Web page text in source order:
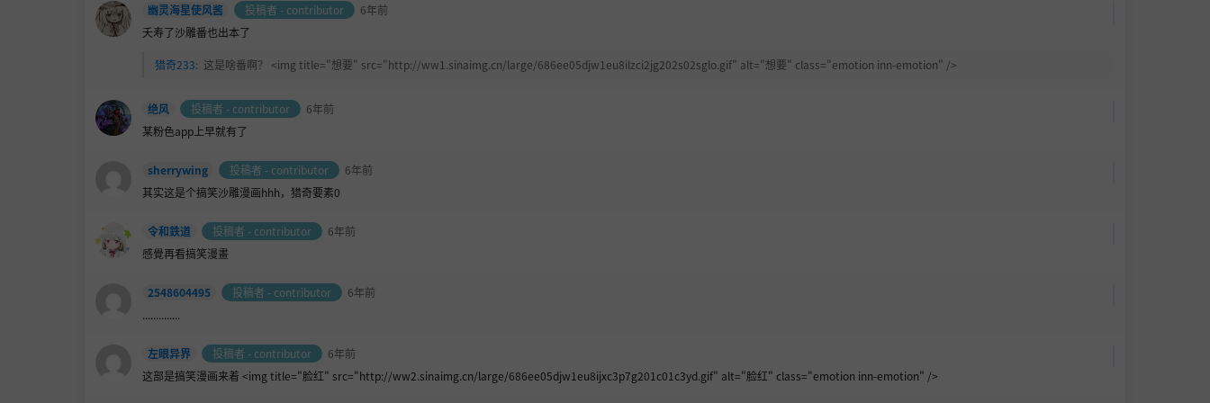
幽灵海星使风酱 投稿者 - contributor
6年前
夭寿了沙雕番也出本了
猎奇233: 这是啥番啊？ <img title="想要" src="http://ww1.sinaimg.cn/large/686ee05djw1eu8ilzci2jg202s02sglo.gif" alt="想要" class="emotion inn-emotion" />
绝风 投稿者 - contributor
6年前
某粉色app上早就有了
sherrywing 投稿者 - contributor
6年前
其实这是个搞笑沙雕漫画hhh，猎奇要素0
令和鉄道 投稿者 - contributor
6年前
感覺再看搞笑漫畫
2548604495 投稿者 - contributor
6年前
..............
左眼异界 投稿者 - contributor
6年前
这部是搞笑漫画来着 <img title="脸红" src="http://ww2.sinaimg.cn/large/686ee05djw1eu8ijxc3p7g201c01c3yd.gif" alt="脸红" class="emotion inn-emotion" />